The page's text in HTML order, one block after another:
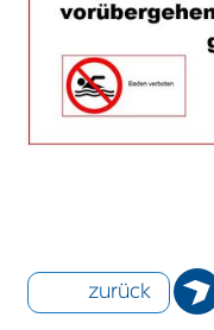
zurück